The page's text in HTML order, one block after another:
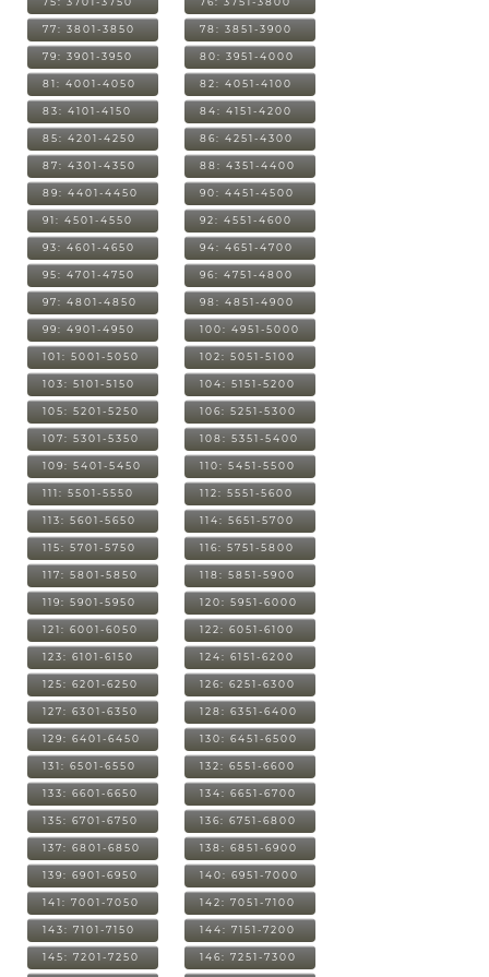
77: 3801-3850 78: 3851-3900
79: 3901-3950 80: 3951-4000
81: 4001-4050 82: 4051-4100
83: 4101-4150 84: 4151-4200
85: 4201-4250 86: 4251-4300
87: 4301-4350 88: 4351-4400
89: 4401-4450 90: 4451-4500
91: 4501-4550 92: 4551-4600
93: 4601-4650 94: 4651-4700
95: 4701-4750 96: 4751-4800
97: 4801-4850 98: 4851-4900
99: 4901-4950 100: 4951-5000
101: 5001-5050 102: 5051-5100
103: 5101-5150 104: 5151-5200
105: 5201-5250 106: 5251-5300
107: 5301-5350 108: 5351-5400
109: 5401-5450 110: 5451-5500
111: 5501-5550 112: 5551-5600
113: 5601-5650 114: 5651-5700
115: 5701-5750 116: 5751-5800
117: 5801-5850 118: 5851-5900
119: 5901-5950 120: 5951-6000
121: 6001-6050 122: 6051-6100
123: 6101-6150 124: 6151-6200
125: 6201-6250 126: 6251-6300
127: 6301-6350 128: 6351-6400
129: 6401-6450 130: 6451-6500
131: 6501-6550 132: 6551-6600
133: 6601-6650 134: 6651-6700
135: 6701-6750 136: 6751-6800
137: 6801-6850 138: 6851-6900
139: 6901-6950 140: 6951-7000
141: 7001-7050 142: 7051-7100
143: 7101-7150 144: 7151-7200
145: 7201-7250 146: 7251-7300